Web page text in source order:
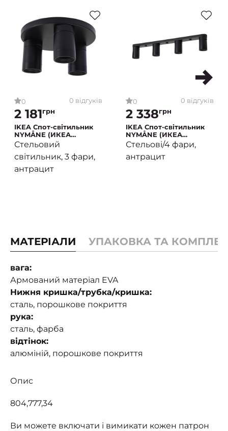
0 0 відгуків
2 181грн
IKEA Спот-світильник
NYMÅNE (ИКЕА
НИМОНЕ)
Стельовий
світильник, 3 фари,
антрацит
0 0 відгуків
2 338грн
IKEA Спот-світильник
NYMÅNE (ИКЕА
НИМОНЕ)
Стельові/4 фари,
антрацит
МАТЕРІАЛИ УПАКОВКА ТА
вага:
Армований матеріал EVA
Нижня кришка/трубка/кришка:
сталь, порошкове покриття
рука:
сталь, фарба
відтінок:
алюміній, порошкове покриття
Опис
804,777,34
Ви можете включати і вимикати кожен патрон